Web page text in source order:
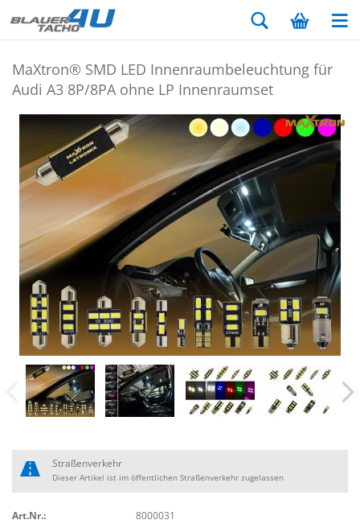
MaX­tron® SMD LED In­nen­raum­be­leuch­tung für
Audi A3 8P/8PA ohne LP In­nen­ra­um­set
Art.Nr.:
8000031
Straßenverkehr
Dieser Artikel ist im öffentlichen Straßenverkehr zugelassen